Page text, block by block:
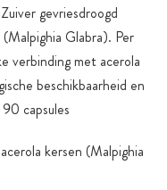
gevriesdroogd
Glabra). Per
verbinding met acerola
beschikbaarheid en
capsules
kersen (Malpighia